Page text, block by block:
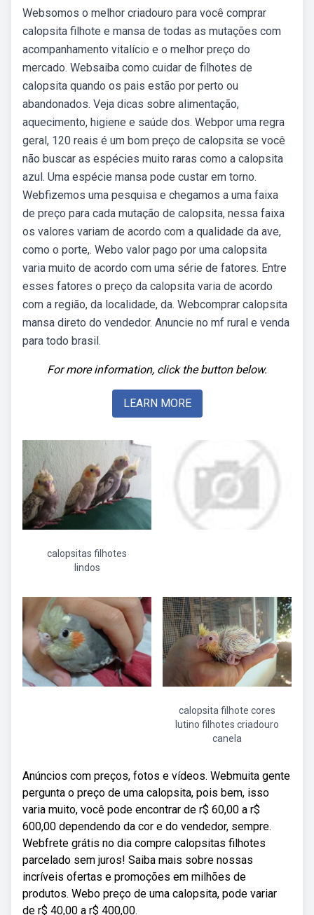
Websomos o melhor criadouro para você comprar
calopsita filhote e mansa de todas as mutações com
acompanhamento vitalício e o melhor preço do
mercado. Websaiba como cuidar de filhotes de
calopsita quando os pais estão por perto ou
abandonados. Veja dicas sobre alimentação,
aquecimento, higiene e saúde dos. Webpor uma regra
geral, 120 reais é um bom preço de calopsita se você
não buscar as espécies muito raras como a calopsita
azul. Uma espécie mansa pode custar em torno.
Webfizemos uma pesquisa e chegamos a uma faixa
de preço para cada mutação de calopsita, nessa faixa
os valores variam de acordo com a qualidade da ave,
como o porte,. Webo valor pago por uma calopsita
varia muito de acordo com uma série de fatores. Entre
esses fatores o preço da calopsita varia de acordo
com a região, da localidade, da. Webcomprar calopsita
mansa direto do vendedor. Anuncie no mf rural e venda
para todo brasil.
For more information, click the button below.
LEARN MORE
calopsitas filhotes
lindos
calopsita filhote cores
lutino filhotes criadouro
canela
Anúncios com preços, fotos e vídeos. Webmuita gente
pergunta o preço de uma calopsita, pois bem, isso
varia muito, você pode encontrar de r$ 60,00 a r$
600,00 dependendo da cor e do vendedor, sempre.
Webfrete grátis no dia compre calopsitas filhotes
parcelado sem juros! Saiba mais sobre nossas
incríveis ofertas e promoções em milhões de
produtos. Webo preço de uma calopsita, pode variar
de r$ 40,00 a r$ 400,00.